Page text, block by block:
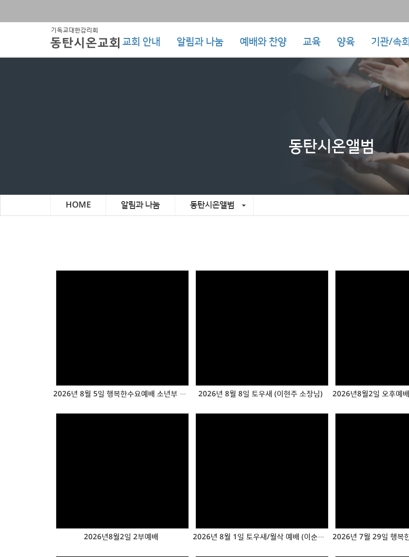
교회 안내 알림과 나눔 예배와 찬양 교육 양육 기관/속회
동탄시온앨범
HOME 알림과 나눔 동탄시온앨범
2026년 8월 5일 행복한수요예배 소년부 헌신예배 2026년 8월 8일 토우새 (이현주 소장님)
2026년8월2일 2부예배 2026년 8월 1일 토우새/월삭 예배 (이순창 목사님)